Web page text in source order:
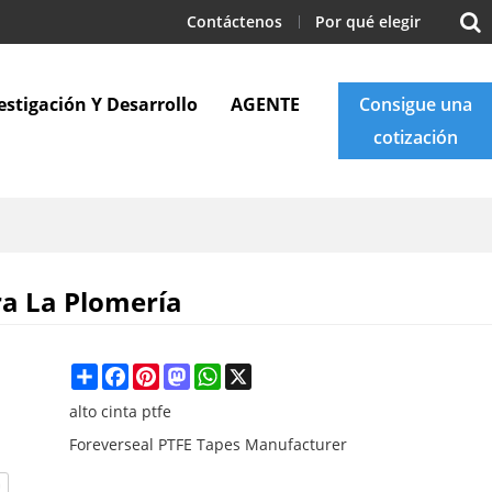
Contáctenos Por qué elegir
Y Desarrollo AGENTE
Consigue una
cotización
La Plomería
ShareFacebookPinterestMastodonWhatsApp
alto cinta ptfe
Foreverseal PTFE Tapes Manufacturer